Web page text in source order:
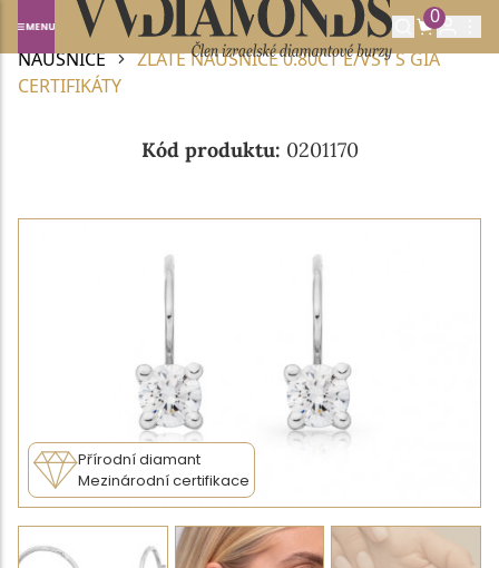
0
Domů DIAMANTOVÉ ŠPERKY
DIAMANTOVÉ
NÁUŠNICE
ZLATÉ NÁUŠNICE 0.80CT E/VS1 S GIA
CERTIFIKÁTY
Kód produktu: 0201170
Přírodní diamant
Mezinárodní certifikace